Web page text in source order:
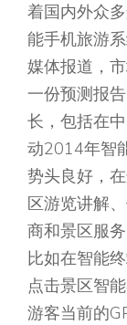
着国内外众
能手机旅游
媒体报道，
一份预测报
长，包括在
动2014年智
势头良好，
区游览讲解
商和景区服
比如在智能
点击景区智
游客当前的